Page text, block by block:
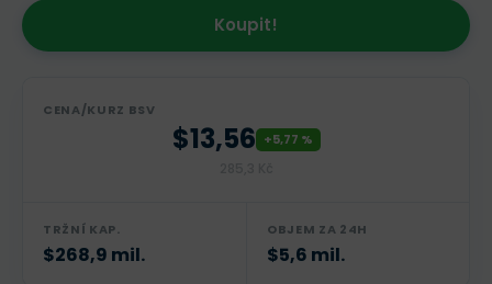
Koupit!
CENA/KURZ BSV
$13,56 +5,77 %
TRŽNÍ KAP.
$268,9 mil.
OBJEM ZA 24H
$5,6 mil.